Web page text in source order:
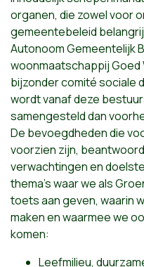
organen, die zowel voor
gemeentebeleid
Autonoom Gemeentelijk
woonmaatschappij Goed
bijzonder comité sociale
wordt vanaf deze
samengesteld dan
De bevoegdheden die
voorzien zijn,
verwachtingen en
thema’s waar we als
toets aan geven, waarin
maken en waarmee we
komen:
Leefmilieu,